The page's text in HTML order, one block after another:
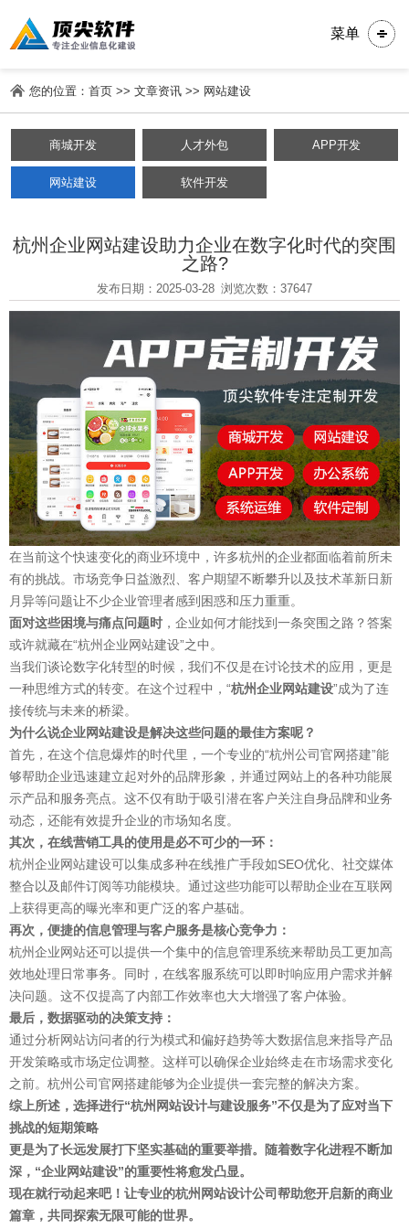
菜单
您的位置：首页 >>文章资讯 >> 网站建设
商城开发 人才外包 APP开发
网站建设 软件开发
杭州企业网站建设助力企业在数字化时代的突围
之路?
发布日期：2025-03-28 浏览次数：37647
在当前这个快速变化的商业环境中，许多杭州的企业都面临着前所未
有的挑战。市场竞争日益激烈、客户期望不断攀升以及技术革新日新
月异等问题让不少企业管理者感到困惑和压力重重。
面对这些困境与痛点问题时 ，企业如何才能找到一条突围之路？答案
或许就藏在“杭州企业网站建设”之中。
当我们谈论数字化转型的时候，我们不仅是在讨论技术的应用，更是
一种思维方式的转变。在这个过程中，“杭州企业网站建设”成为了连
接传统与未来的桥梁。
为什么说企业网站建设是解决这些问题的最佳方案呢？
首先，在这个信息爆炸的时代里，一个专业的“杭州公司官网搭建”能
够帮助企业迅速建立起对外的品牌形象，并通过网站上的各种功能展
示产品和服务亮点。这不仅有助于吸引潜在客户关注自身品牌和业务
动态，还能有效提升企业的市场知名度。
其次，在线营销工具的使用是必不可少的一环：
杭州企业网站建设可以集成多种在线推广手段如SEO优化、社交媒体
整合以及邮件订阅等功能模块。 通过这些功能可以帮助企业在互联网
上获得更高的曝光率和更广泛的客户基础。
再次，便捷的信息管理与客户服务是核心竞争力：
杭州企业网站还可以提供一个集中的信息管理系统来帮助员工更加高
效地处理日常事务。同时，在线客服系统可以即时响应用户需求并解
决问题。 这不仅提高了内部工作效率也大大增强了客户体验。
最后，数据驱动的决策支持：
通过分析网站访问者的行为模式和偏好趋势等大数据信息来指导产品
开发策略或市场定位调整。这样可以确保企业始终走在市场需求变化
之前。 杭州公司官网搭建能够为企业提供一套完整的解决方案。
综上所述，选择进行“杭州网站设计与建设服务”不仅是为了应对当下
挑战的短期策略
更是为了长远发展打下坚实基础的重要举措。随着数字化进程不断加
深，“企业网站建设”的重要性将愈发凸显。
现在就行动起来吧！让专业的杭州网站设计公司帮助您开启新的商业
篇章，共同探索无限可能的世界。